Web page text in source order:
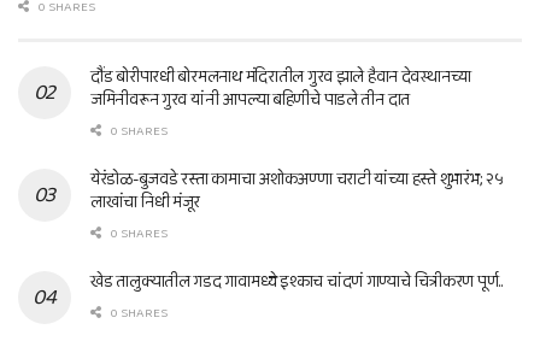
0 SHARES
दौंड बोरीपारधी बोरमलनाथ मंदिरातील गुरव झाले हैवान देवस्थानच्या
जमिनीवरून गुरव यांनी आपल्या बहिणीचे पाडले तीन दात
0 SHARES
येरंडोळ-बुजवडे रस्ता कामाचा अशोकअण्णा चराटी यांच्या हस्ते शुभारंभ; २५
लाखांचा निधी मंजूर
0 SHARES
खेड तालुक्यातील गडद गावामध्ये इश्काच चांदणं गाण्याचे चित्रीकरण पूर्ण..
0 SHARES